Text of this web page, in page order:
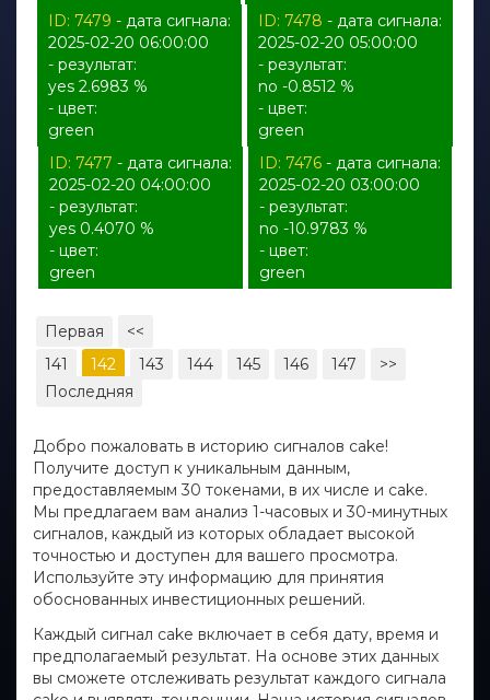
ID: 7479 - дата сигнала:
2025-02-20 06:00:00
- результат:
yes 2.6983 %
- цвет:
green
ID: 7478 - дата сигнала:
2025-02-20 05:00:00
- результат:
no -0.8512 %
- цвет:
green
ID: 7477 - дата сигнала:
2025-02-20 04:00:00
- результат:
yes 0.4070 %
- цвет:
green
ID: 7476 - дата сигнала:
2025-02-20 03:00:00
- результат:
no -10.9783 %
- цвет:
green
Первая
<<
141
142 143 144 145 146 147
>>
Последняя
Добро пожаловать в историю сигналов cake!
Получите доступ к уникальным данным,
предоставляемым 30 токенами, в их числе и cake.
Мы предлагаем вам анализ 1-часовых и 30-минутных
сигналов, каждый из которых обладает высокой
точностью и доступен для вашего просмотра.
Используйте эту информацию для принятия
обоснованных инвестиционных решений.
Каждый сигнал cake включает в себя дату, время и
предполагаемый результат. На основе этих данных
вы сможете отслеживать результат каждого сигнала